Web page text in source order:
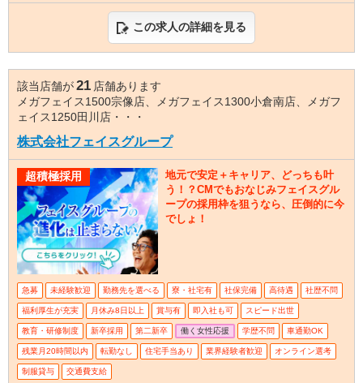
この求人の詳細を見る
該当店舗が21 店舗あります
メガフェイス1500宗像店、メガフェイス1300小倉南店、メガフ
ェイス1250田川店・・・
株式会社フェイスグループ
超積極採用
地元で安定＋キャリア、どっちも叶
う！？CMでもおなじみフェイスグル
ープの採用枠を狙うなら、圧倒的に今
でしょ！
急募 未経験歓迎 勤務先を選べる 寮・社宅有 社保完備 高待遇 社歴不問
福利厚生が充実 月休み8日以上 賞与有 即入社も可 スピード出世
教育・研修制度 新卒採用 第二新卒 働く女性応援 学歴不問 車通勤OK
残業月20時間以内 転勤なし 住宅手当あり 業界経験者歓迎 オンライン選考
制服貸与 交通費支給